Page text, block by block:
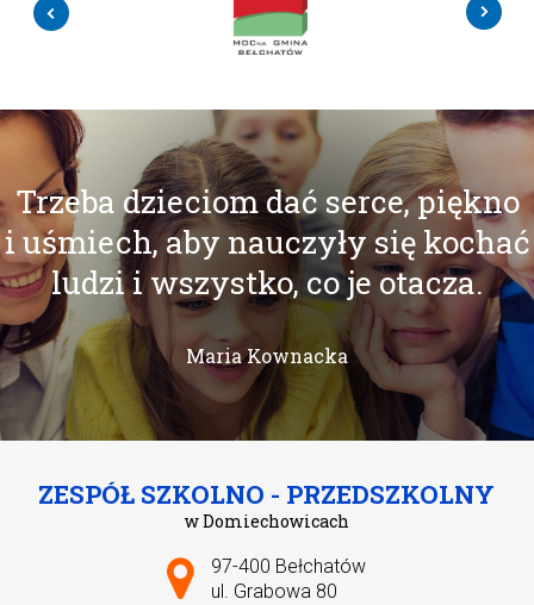
Trzeba dzieciom dać serce, piękno
i uśmiech, aby nauczyły się kochać
ludzi i wszystko, co je otacza.
Maria Kownacka
ZESPÓŁ SZKOLNO - PRZEDSZKOLNY
w Domiechowicach
Adres pocztowy:
97-400 Bełchatów
ul. Grabowa 80